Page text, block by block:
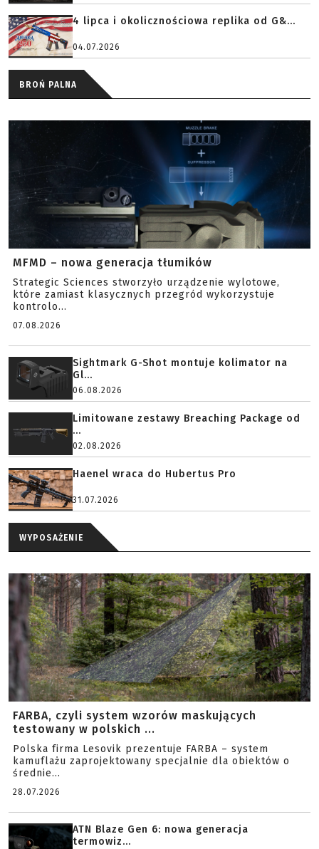
4 lipca i okolicznościowa replika od G&...
04.07.2026
BROŃ PALNA
MFMD – nowa generacja tłumików
Strategic Sciences stworzyło urządzenie wylotowe,
które zamiast klasycznych przegród wykorzystuje
kontrolo...
07.08.2026
Sightmark G-Shot montuje kolimator na
Gl...
06.08.2026
Limitowane zestawy Breaching Package od
...
02.08.2026
Haenel wraca do Hubertus Pro
31.07.2026
WYPOSAŻENIE
FARBA, czyli system wzorów maskujących
testowany w polskich ...
Polska firma Lesovik prezentuje FARBA – system
kamuflażu zaprojektowany specjalnie dla obiektów o
średnie...
28.07.2026
ATN Blaze Gen 6: nowa generacja
termowiz...